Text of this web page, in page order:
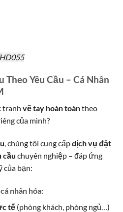
Yêu Cầu – Cá Nhân
tranh vẽ tay hoàn toàntheo
của mình?
, chúng tôi cung cấpdịch vụ đặt
cầu chuyên nghiệp – đáp ứng
của bạn:
nhân hóa:
tế (phòng khách, phòng ngủ…)